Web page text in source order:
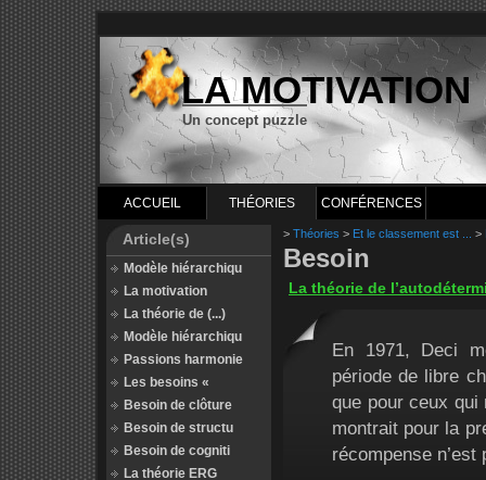
LA MOTIVATION
Un concept puzzle
ACCUEIL THÉORIES CONFÉRENCES
Article(s)
Modèle hiérarchiqu
La motivation
La théorie de (...)
Modèle hiérarchiqu
Passions harmonie
Les besoins «
Besoin de clôture
Besoin de structu
Besoin de cogniti
La théorie ERG
> Théories > Et le classement est ... >
Besoin
La théorie de
En 1971, Deci
période de libre
que pour ceux qui
montrait pour la
récompense